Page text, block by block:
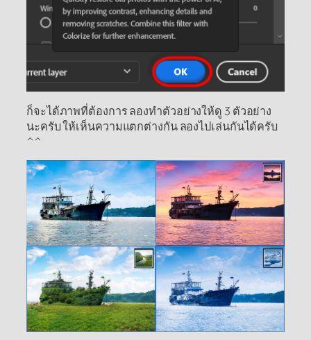
ก็จะได้ภาพที่ต้องการ ลองทำตัวอย่างให้ดู 3 ตัวอย่าง
นะครับ ให้เห็นความแตกต่างกัน ลองไปเล่นกันได้ครับ
^^